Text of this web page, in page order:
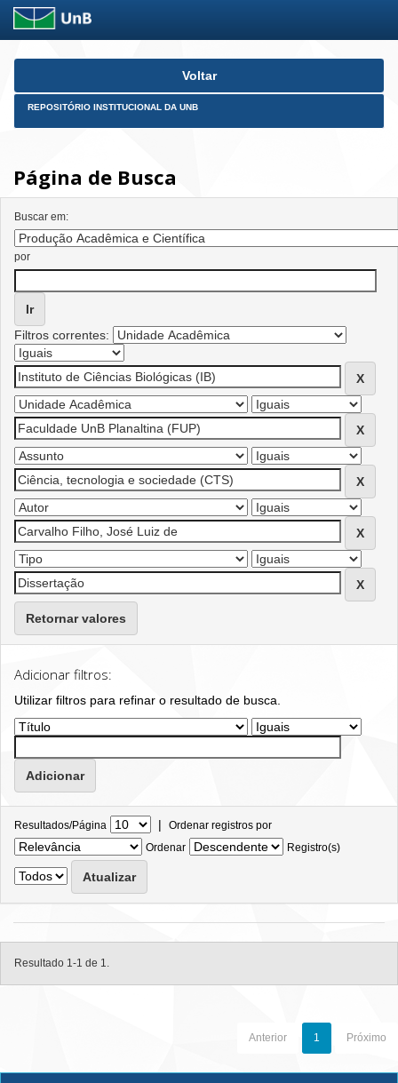
Skip
Voltar
REPOSITÓRIO INSTITUCIONAL DA UNB
Página de Busca
Buscar em:
por
Filtros correntes:
Retornar valores
Adicionar filtros:
Utilizar filtros para refinar o resultado de busca.
Resultados/Página | Ordenar registros por
Ordenar
Registro(s)
Resultado 1-1 de 1.
Anterior 1 Próximo